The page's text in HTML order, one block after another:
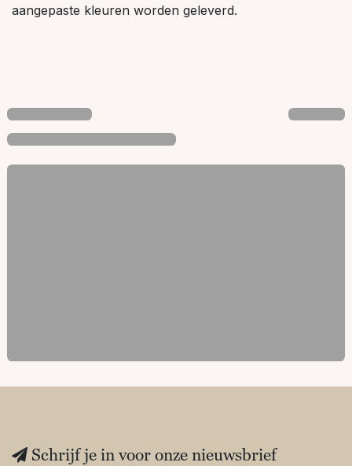
aangepaste kleuren worden geleverd.
Schrijf je in voor onze nieuwsbrief